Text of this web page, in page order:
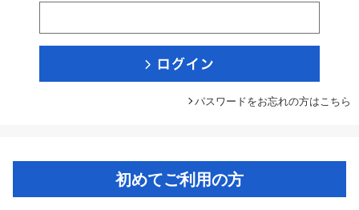
パスワードをお忘れの方はこちら
初めてご利用の方